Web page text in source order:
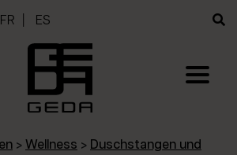
FR ES
> Wellness > Duschstangen und